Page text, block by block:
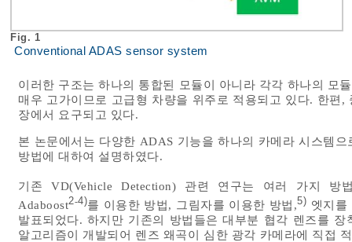
Fig. 1
Conventional ADAS sensor system
이러한 구조는 하나의 통합된 모듈이 아니라 각각 하나의 모
매우 고가이므로 고급형 차량을 위주로 적용되고 있다. 한편
장에서 요구되고 있다.
본 논문에서는 다양한 ADAS 기능을 하나의 카메라 시스템
방법에 대하여 설명하였다.
기존 VD(Vehicle Detection) 관련 연구는 여러 가지 방
Adaboost2-4)를 이용한 방법, 그림자를 이용한 방법,5) 엣지를
발표되었다. 하지만 기존의 방법들은 대부분 협각 렌즈를
알고리즘이 개발되어 렌즈 왜곡이 심한 광각 카메라에 직접